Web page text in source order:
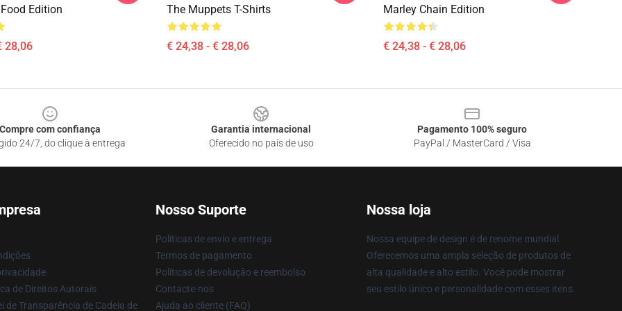
Edition
28,06
The Muppets T-Shirts
€ 24,38 - € 28,06
Marley Chain Edition
€ 24,38 - € 28,06
Compre com confiança
24/7, do clique à entrega
Garantia internacional
Oferecido no país de uso
Pagamento 100% seguro
PayPal / MasterCard / Visa
de Direitos Autorais
de Transparência de Cadeia de
Nosso Suporte
Políticas de envio e entrega
Termos de pagamento
Políticas de devolução e reembolso
Contacte-nos
Ajuda ao cliente (FAQ)
Nossa loja
Nossa equipe de design é de renome mundial.
Oferecemos uma ampla seleção de produtos de
alta qualidade e alto estilo. Você pode mostrar
seu estilo único e personalidade com esses itens.